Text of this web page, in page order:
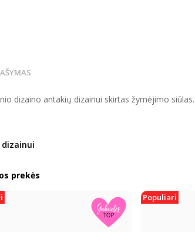
dizaino antakių dizainui skirtas žymėjimo
prekės
Populiari